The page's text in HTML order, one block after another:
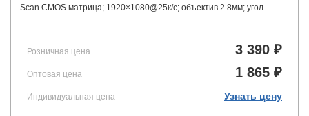
Scan CMOS матрица; 1920×1080@25к/с; объектив 2.8мм; угол
встроенный микрофон; обнаружение движения, видеобитрейт
макс.
Розничная цена 3 390 ₽
Оптовая цена 1 865 ₽
Индивидуальная цена Узнать цену